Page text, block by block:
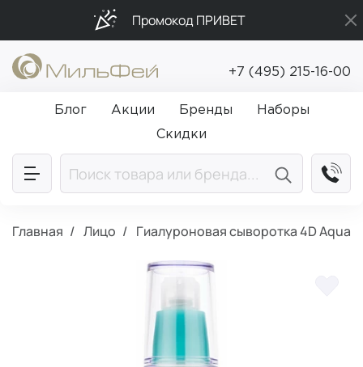
Промокод ПРИВЕТ
Бесплатная доставка от 5 000₽
Подарки в каждый заказ от 5 000₽
+7 (495) 215-16-00
Блог Акции Бренды
Наборы
Скидки
Главная Лицо Гиалуроновая сыворотка 4D Aqua